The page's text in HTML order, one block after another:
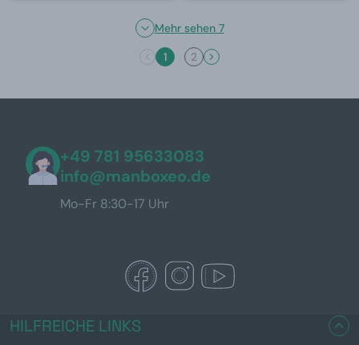
Mehr sehen 7
1
2
+49 781 95633083
info@manboxeo.de
Mo-Fr 8:30-17 Uhr
HILFREICHE LINKS